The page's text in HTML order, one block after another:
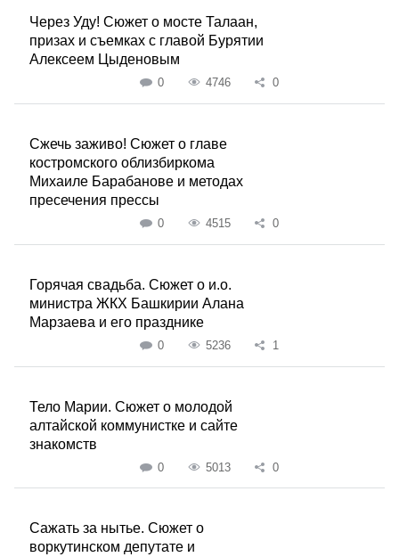
Через Уду! Сюжет о мосте Талаан,
призах и съемках с главой Бурятии
Алексеем Цыденовым
0 4746 0
Сжечь заживо! Сюжет о главе
костромского облизбиркома
Михаиле Барабанове и методах
пресечения прессы
0 4515 0
Горячая свадьба. Сюжет о и.о.
министра ЖКХ Башкирии Алана
Марзаева и его празднике
0 5236 1
Тело Марии. Сюжет о молодой
алтайской коммунистке и сайте
знакомств
0 5013 0
Сажать за нытье. Сюжет о
воркутинском депутате и